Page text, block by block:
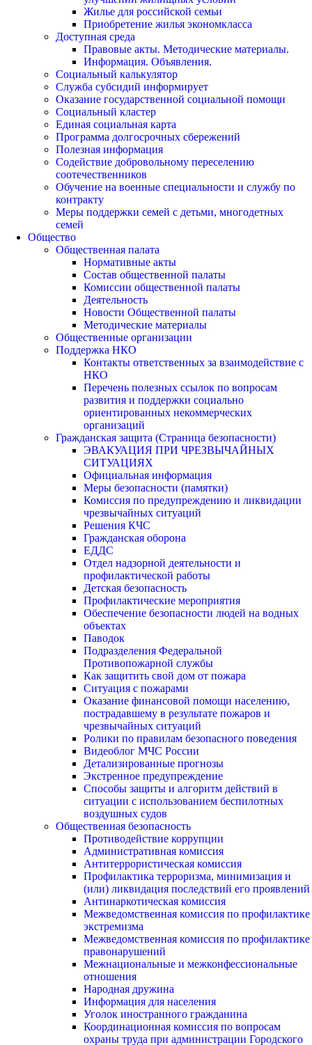
Жилье для российской семьи
Приобретение жилья экономкласса
Доступная среда
Правовые акты. Методические материалы.
Информация. Объявления.
Социальный калькулятор
Служба субсидий информирует
Оказание государственной социальной помощи
Социальный кластер
Единая социальная карта
Программа долгосрочных сбережений
Полезная информация
Содействие добровольному переселению
соотечественников
Обучение на военные специальности и службу по
контракту
Меры поддержки семей с детьми, многодетных
семей
Общество
Общественная палата
Нормативные акты
Состав общественной палаты
Комиссии общественной палаты
Деятельность
Новости Общественной палаты
Методические материалы
Общественные организации
Поддержка НКО
Контакты ответственных за взаимодействие с
НКО
Перечень полезных ссылок по вопросам
развития и поддержки социально
ориентированных некоммерческих
организаций
Гражданская защита (Страница безопасности)
ЭВАКУАЦИЯ ПРИ ЧРЕЗВЫЧАЙНЫХ
СИТУАЦИЯХ
Официальная информация
Меры безопасности (памятки)
Комиссия по предупреждению и ликвидации
чрезвычайных ситуаций
Решения КЧС
Гражданская оборона
ЕДДС
Отдел надзорной деятельности и
профилактической работы
Детская безопасность
Профилактические мероприятия
Обеспечение безопасности людей на водных
объектах
Паводок
Подразделения Федеральной
Противопожарной службы
Как защитить свой дом от пожара
Ситуация с пожарами
Оказание финансовой помощи населению,
пострадавшему в результате пожаров и
чрезвычайных ситуаций
Ролики по правилам безопасного поведения
Видеоблог МЧС России
Детализированные прогнозы
Экстренное предупреждение
Способы защиты и алгоритм действий в
ситуации с использованием беспилотных
воздушных судов
Общественная безопасность
Противодействие коррупции
Административная комиссия
Антитеррористическая комиссия
Профилактика терроризма, минимизация и
(или) ликвидация последствий его проявлений
Антинаркотическая комиссия
Межведомственная комиссия по профилактике
экстремизма
Межведомственная комиссия по профилактике
правонарушений
Межнациональные и межконфессиональные
отношения
Народная дружина
Информация для населения
Уголок иностранного гражданина
Координационная комиссия по вопросам
охраны труда при администрации Городского